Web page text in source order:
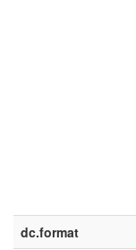
dc.format